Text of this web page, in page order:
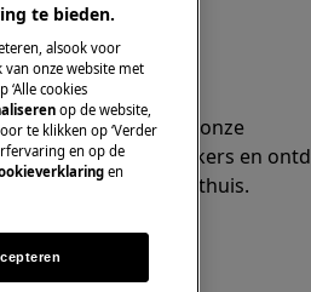
met één van onze
Zanussi techniekers en
service bij je thuis.
aanvragen
te bieden.
alsook voor
onze website met
cookies
op de website,
te klikken op ‘Verder
en op de
en